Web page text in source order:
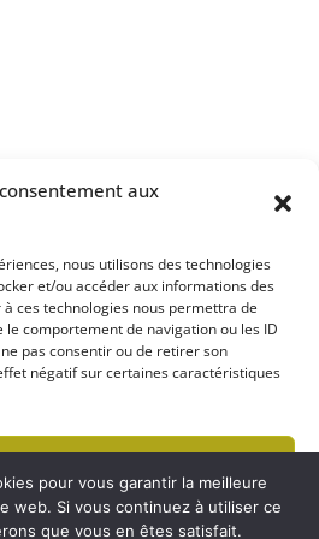
aux
nous utilisons des technologies
et/ou accéder aux informations des
ces technologies nous permettra de
comportement de navigation ou les ID
pas consentir ou de retirer son
négatif sur certaines caractéristiques
Refuser
pour vous garantir la meilleure
web. Si vous continuez à utiliser ce
que vous en êtes satisfait.